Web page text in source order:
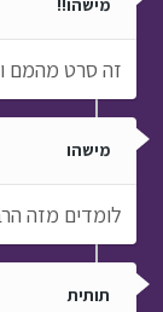
מישהו!!
זה סרט מהמם
מישהו
לומדים מזה
תותית